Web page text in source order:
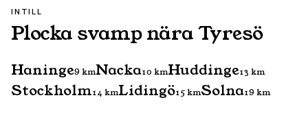
INTILL
Plocka svamp näraTyresö
Haninge9 kmNacka10 kmHuddinge13 km
Stockholm14 kmLidingö15kmSolna19 km